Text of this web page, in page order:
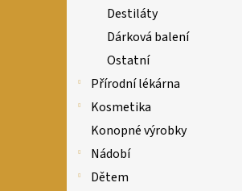
Destiláty
Dárková balení
Ostatní
Přírodní lékárna
Kosmetika
Konopné výrobky
Nádobí
Dětem